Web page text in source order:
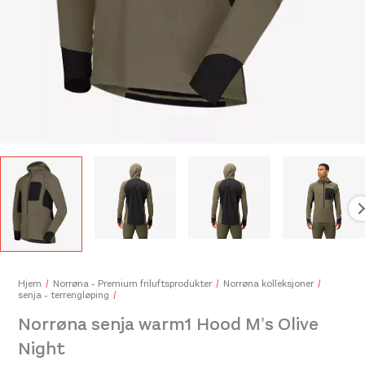
Swix BPL 80 Base Protection Liquid 80ml
Hjem Norrøna - Premium friluftsprodukter
Norrøna kolleksjoner
senja - terrengløping
Norrøna senja warm1 Hood M’s Olive
Night